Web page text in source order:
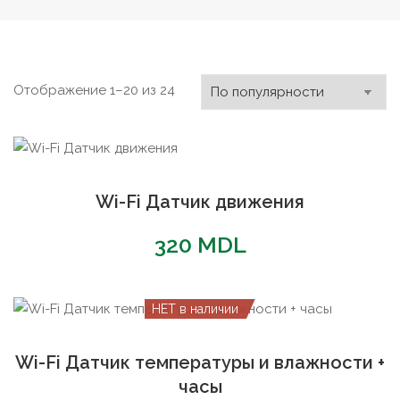
Отображение 1–20 из 24Сортировка:
Wi-Fi Датчик движения
320 MDL
НЕТ в наличии
Wi-Fi Датчик температуры и влажности +
часы